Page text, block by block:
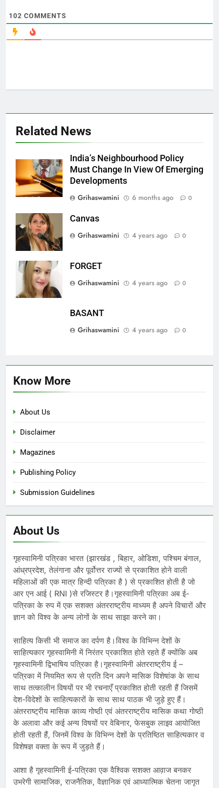
102 COMMENTS
Related News
India’s Neighbourhood Policy
Must Change In View Of Emerging
Developments
Grihaswamini
6 months ago 0
Canvas
Grihaswamini
4 years ago 0
FORGET
Grihaswamini
4 years ago 0
BASANT
Grihaswamini
4 years ago 0
Know More
About Us
Disclaimer
Magazines
Publishing Policy
Submission Guidelines
About Us
गृहस्वामिनी पत्रिका भारत (झारखंड , बिहार, ओडिशा, पश्चिम बंगाल,
आंध्रप्रदेश, तेलंगाना और पूर्वोत्तर राज्यों से प्रकाशित होने वाली
महिलाओं की एक मात्र हिन्दी पत्रिका है ) से प्रकाशित होती है जो
आर एन आई ( RNI )से रजिस्टर है।गृहस्वामिनी पत्रिका अब ई-
पत्रिका के रुप में एक सशक्त अंतरराष्ट्रीय माध्यम है अपने विचारों और
ज्ञान को विश्व के अन्य लोगों के साथ साझा करने का।
साहित्य किसी भी समाज का दर्पण है।विश्व के विभिन्न देशों के
साहित्यकार गृहस्वामिनी में निरंतर प्रकाशित होते रहते हैं क्योंकि अब
गृहस्वामिनी द्विभाषिय पत्रिका है।गृहस्वामिनी अंतरराष्ट्रीय ई –
पत्रिका में नियमित रूप से प्रति दिन अपने मासिक विशेषांक के साथ
साथ तत्कालीन विषयों पर भी रचनाएँ प्रकाशित होती रहती हैं जिसमें
देश-विदेशों के साहित्यकारों के साथ साथ पाठक भी जुड़े हुए हैं।
अंतरराष्ट्रीय मासिक काव्य गोष्ठी एवं अंतरराष्ट्रीय मासिक कथा गोष्ठी
के अलावा और कई अन्य विषयों पर वेबिनार, फेसबुक लाइव आयोजित
होती रहती हैं, जिनमें विश्व के विभिन्न देशों के प्रतिष्ठित साहित्यकार व
विशेषज्ञ वक्ता के रूप में जुड़ते हैं।
आशा है गृहस्वामिनी ई-पत्रिका एक वैश्विक सशक्त आव़ाज बनकर
उभरेगी सामाजिक, राजनैतिक, वैज्ञानिक एवं आध्यात्मिक चेतना जागृत